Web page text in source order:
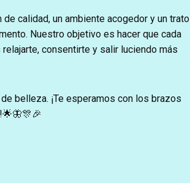
calidad, un ambiente acogedor y un trato
Nuestro objetivo es hacer que cada
consentirte y salir luciendo más
belleza. ¡Te esperamos con los brazos